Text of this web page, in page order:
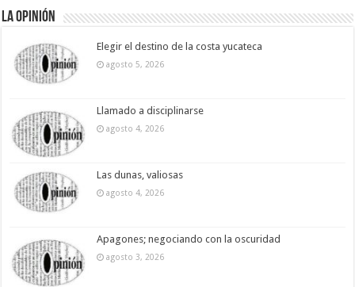
La Opinión
Elegir el destino de la costa yucateca
agosto 5, 2026
Llamado a disciplinarse
agosto 4, 2026
Las dunas, valiosas
agosto 4, 2026
Apagones; negociando con la oscuridad
agosto 3, 2026